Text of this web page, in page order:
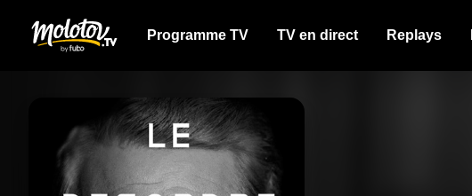
Programme TV TV en direct Replays